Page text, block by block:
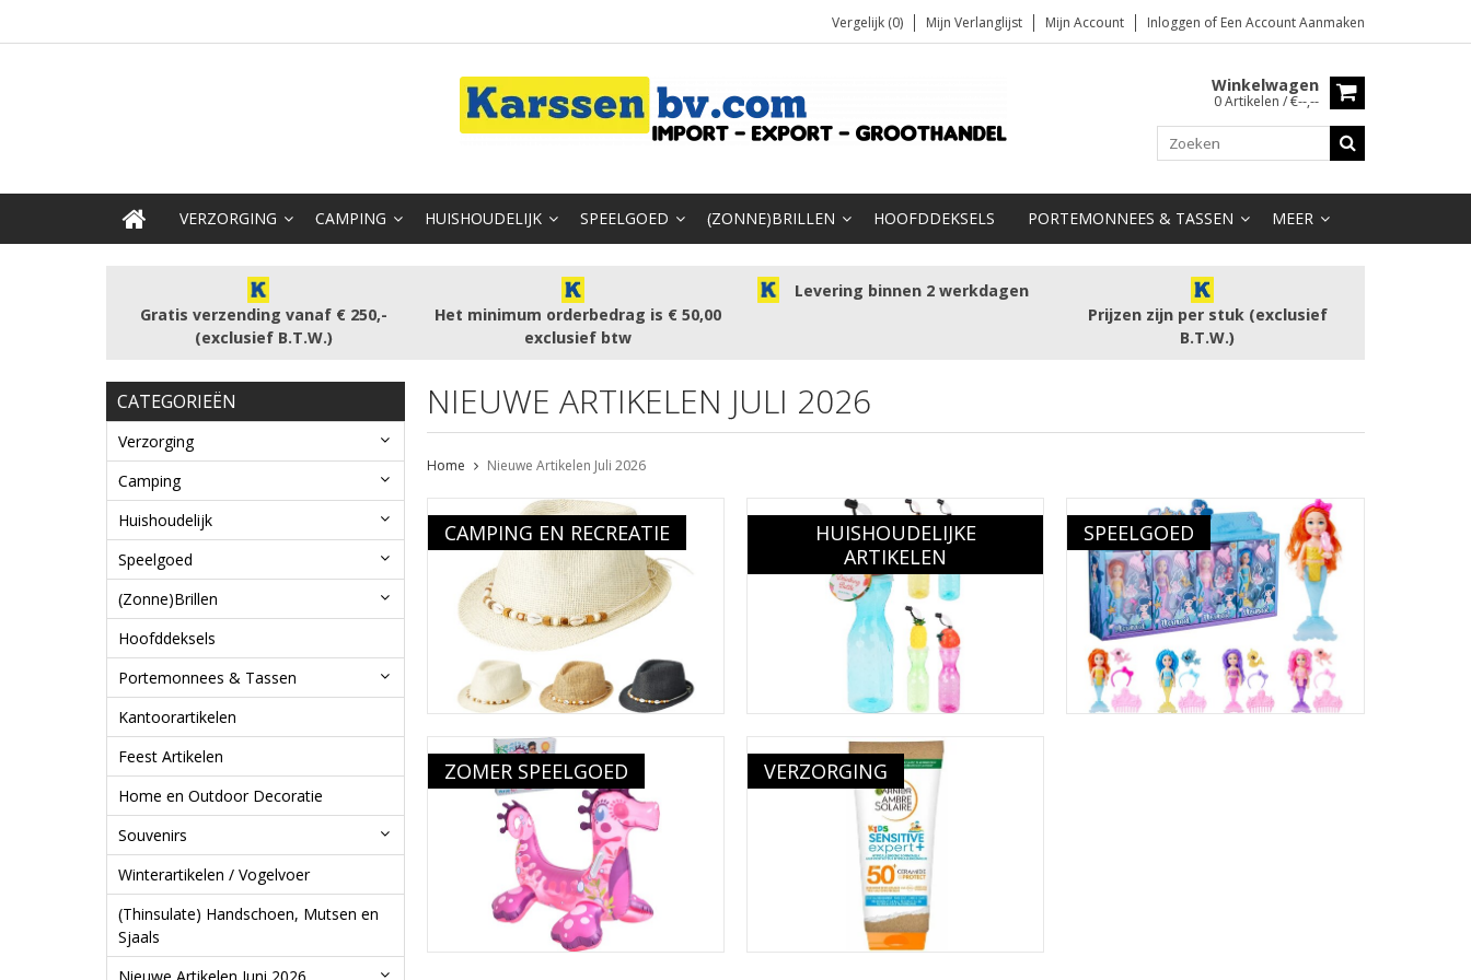
Vergelijk (0) Mijn Verlanglijst Mijn Account Inloggen of Een Account Aanmaken
Winkelwagen
0 Artikelen / €--,--
VERZORGING CAMPING HUISHOUDELIJK SPEELGOED (ZONNE)BRILLEN HOOFDDEKSELS PORTEMONNEES & TASSEN MEER
Gratis verzending vanaf € 250,-
(exclusief B.T.W.)
Het minimum orderbedrag is € 50,00
exclusief btw
Levering binnen 2 werkdagen
Prijzen zijn per stuk (exclusief
B.T.W.)
CATEGORIEËN
Verzorging
Camping
Huishoudelijk
Speelgoed
(Zonne)Brillen
Hoofddeksels
Portemonnees & Tassen
Kantoorartikelen
Feest Artikelen
Home en Outdoor Decoratie
Souvenirs
Winterartikelen / Vogelvoer
(Thinsulate) Handschoen, Mutsen en
Sjaals
NIEUWE ARTIKELEN JULI 2026
Home Nieuwe Artikelen Juli 2026
CAMPING EN RECREATIE
HUISHOUDELIJKE
ARTIKELEN
SPEELGOED
ZOMER SPEELGOED VERZORGING